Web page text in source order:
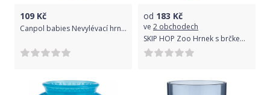
109 Kč
Canpol babies Nevylévací hrníček ovečka modrý
od 183 Kč
ve 2 obchodech
SKIP HOP Zoo Hrnek s brčkem PP bez PVC a BPA Sova 12 m+